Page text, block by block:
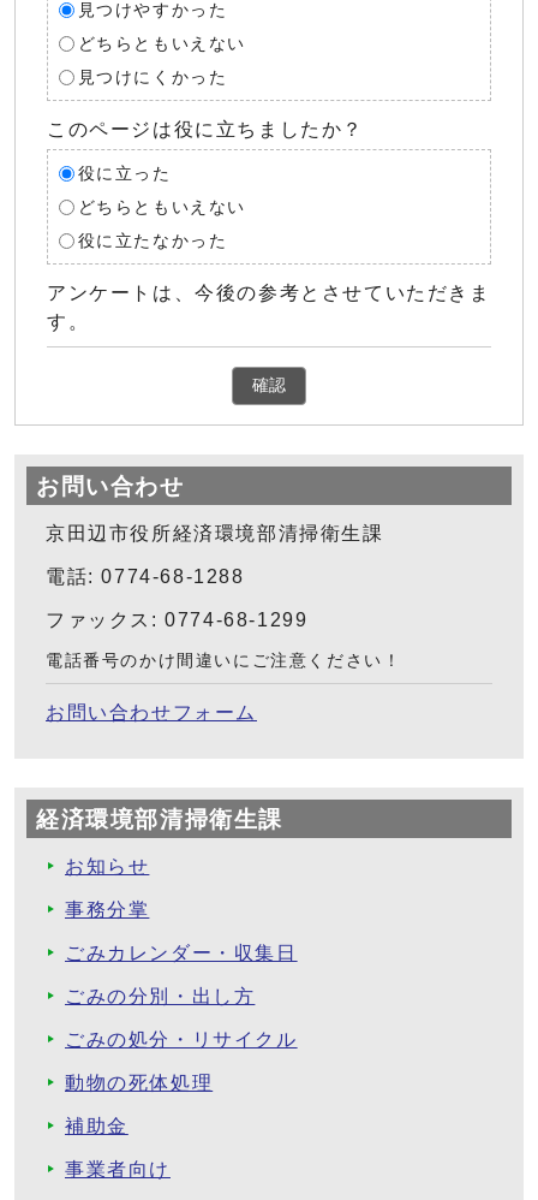
見つけやすかった
どちらともいえない
見つけにくかった
このページは役に立ちましたか？
役に立った
どちらともいえない
役に立たなかった
アンケートは、今後の参考とさせていただきま
す。
確認
お問い合わせ
京田辺市役所経済環境部清掃衛生課
電話: 0774-68-1288
ファックス: 0774-68-1299
電話番号のかけ間違いにご注意ください！
お問い合わせフォーム
経済環境部清掃衛生課
お知らせ
事務分掌
ごみカレンダー・収集日
ごみの分別・出し方
ごみの処分・リサイクル
動物の死体処理
補助金
事業者向け